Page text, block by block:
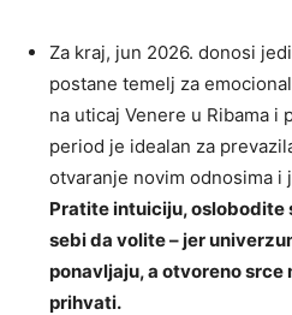
Za kraj, jun 2026. donosi
postane temelj za
na uticaj Venere u Ribama i
period je idealan za
otvaranje novim odnosima i
Pratite intuiciju, oslobodite
sebi da volite – jer
ponavljaju, a otvoreno srce
prihvati.